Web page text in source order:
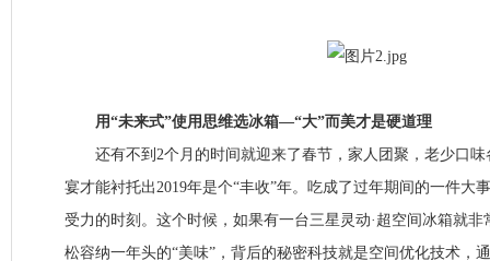
用“未来式”使用思维选冰箱—“大”而美才是硬道理
还有不到2个月的时间就迎来了春节，家人团聚，老少口味
宴才能衬托出2019年是个“丰收”年。吃成了过年期间的一件大
受力的时刻。这个时候，如果有一台三星灵动·超空间冰箱就
松容纳一年头的“美味”，背后的秘密科技就是空间优化技术，